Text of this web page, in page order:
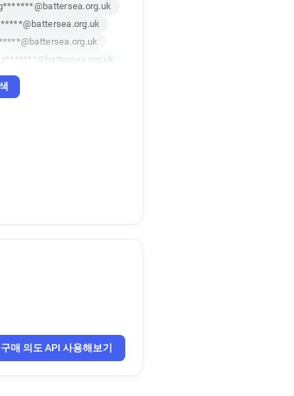
z*******@battersea.org.uk
구매 의도 API 사용해보기